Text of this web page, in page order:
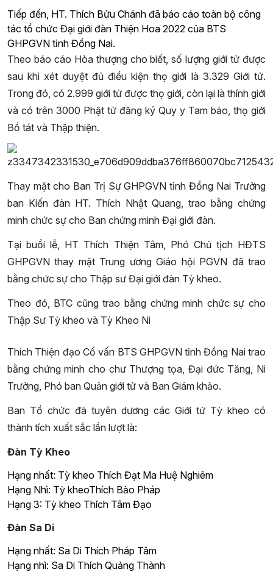
Tiếp đến, HT. Thích Bửu Chánh đã báo cáo toàn bộ công
tác tổ chức Đại giới đàn Thiện Hoa 2022 của BTS
GHPGVN tỉnh Đồng Nai.
Theo báo cáo Hòa thượng cho biết, số lượng giới tử được
sau khi xét duyệt đủ điều kiện thọ giới là 3.329 Giới tử.
Trong đó, có 2.999 giới tử được thọ giới, còn lại là thính giới
và có trên 3000 Phật tử đăng ký Quy y Tam bảo, thọ giới
Bồ tát và Thập thiện.
Thay mặt cho Ban Trị Sự GHPGVN tỉnh Đồng Nai Trưởng
ban Kiến đàn HT. Thích Nhật Quang, trao bằng chứng
minh chức sự cho Ban chứng minh Đại giới đàn.
Tại buổi lễ, HT Thích Thiện Tâm, Phó Chủ tịch HĐTS
GHPGVN thay mặt Trung ương Giáo hội PGVN đã trao
bằng chức sự cho Thập sư Đại giới đàn Tỳ kheo.
Theo đó, BTC cũng trao bằng chứng minh chức sự cho
Thập Sư Tỳ kheo và Tỳ Kheo Ni
Thích Thiện đạo Cố vấn BTS GHPGVN tỉnh Đồng Nai trao
bằng chứng minh cho chư Thượng tọa, Đại đức Tăng, Ni
Trưởng, Phó ban Quản giới tử và Ban Giám khảo.
Ban Tổ chức đã tuyên dương các Giới tử Tỳ kheo có
thành tích xuất sắc lần lượt là:
Đàn Tỳ Kheo
Hạng nhất: Tỳ kheo Thích Đạt Ma Huệ Nghiêm
Hạng Nhì: Tỳ kheoThích Bảo Pháp
Hạng 3: Tỳ kheo Thích Tâm Đạo
Đàn Sa Di
Hạng nhất: Sa Di Thích Pháp Tâm
Hạng nhì: Sa Di Thích Quảng Thành